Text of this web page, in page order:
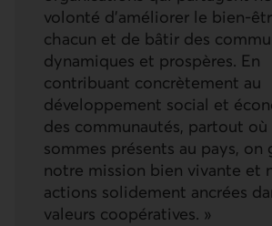
volonté d’améliorer le bien-
chacun et de bâtir des
dynamiques et prospères. En
contribuant concrètement au
développement social et
des communautés, partout où
sommes présents au pays, on
notre mission bien vivante et
actions solidement ancrées
valeurs coopératives.